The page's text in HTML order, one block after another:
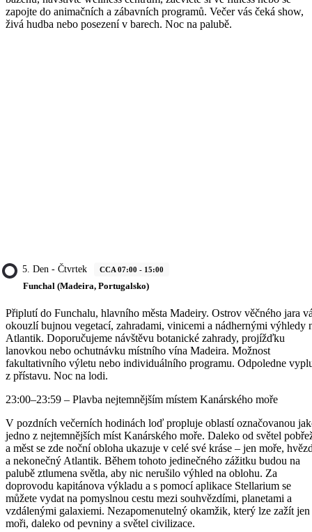
zapojte do animačních a zábavních programů. Večer vás čeká show,
živá hudba nebo posezení v barech. Noc na palubě.
5. Den - Čtvrtek CCA 07:00 - 15:00
Funchal (Madeira, Portugalsko)
Připlutí do Funchalu, hlavního města Madeiry. Ostrov věčného jara
okouzlí bujnou vegetací, zahradami, vinicemi a nádhernými výhledy
Atlantik. Doporučujeme návštěvu botanické zahrady, projížďku
lanovkou nebo ochutnávku místního vína Madeira. Možnost
fakultativního výletu nebo individuálního programu. Odpoledne
z přístavu. Noc na lodi.
23:00–23:59 – Plavba nejtemnějším místem Kanárského moře
V pozdních večerních hodinách loď propluje oblastí označovanou
jedno z nejtemnějších míst Kanárského moře. Daleko od světel
a měst se zde noční obloha ukazuje v celé své kráse – jen moře,
a nekonečný Atlantik. Během tohoto jedinečného zážitku budou na
palubě ztlumena světla, aby nic nerušilo výhled na oblohu. Za
doprovodu kapitánova výkladu a s pomocí aplikace Stellarium se
můžete vydat na pomyslnou cestu mezi souhvězdími, planetami a
vzdálenými galaxiemi. Nezapomenutelný okamžik, který lze zažít jen
moři, daleko od pevniny a světel civilizace.